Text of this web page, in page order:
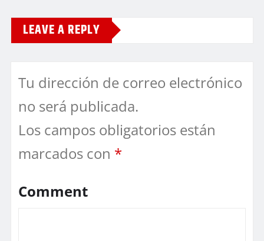
LEAVE A REPLY
Tu dirección de correo electrónico
no será publicada.
Los campos obligatorios están
marcados con *
Comment